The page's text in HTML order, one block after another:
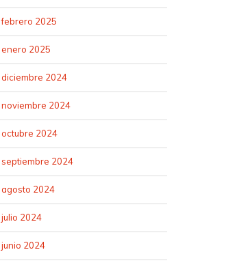
febrero 2025
enero 2025
diciembre 2024
noviembre 2024
octubre 2024
septiembre 2024
agosto 2024
julio 2024
junio 2024